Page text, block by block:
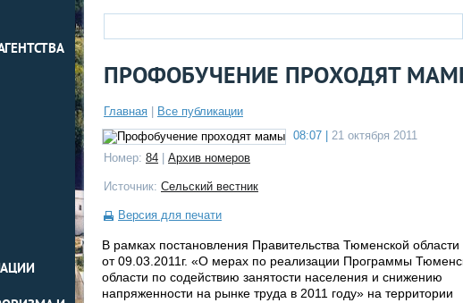
ПРОФОБУЧЕНИЕ ПРОХОДЯТ
Главная
Все публикации
08:07 |
21 октября 2011
Номер: 84 Архив номеров
Источник: Сельский вестник
Версия для печати
В рамках постановления Правительства Тюменской
от 09.03.2011г. «О мерах по реализации Программы
области по содействию занятости населения и снижению
напряженности на рынке труда в 2011 году» на территории